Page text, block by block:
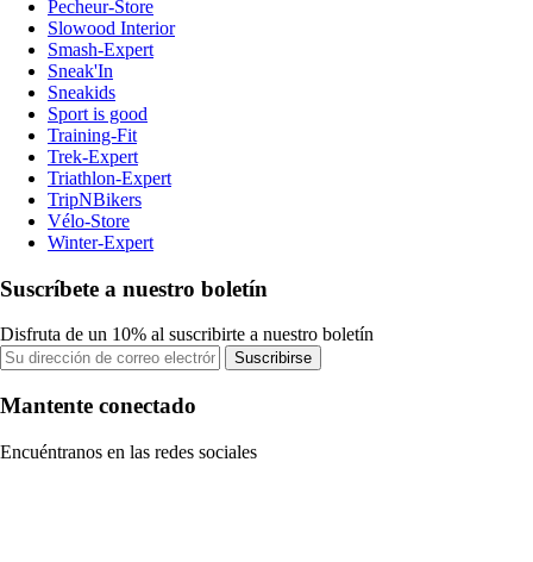
Pecheur-Store
Slowood Interior
Smash-Expert
Sneak'In
Sneakids
Sport is good
Training-Fit
Trek-Expert
Triathlon-Expert
TripNBikers
Vélo-Store
Winter-Expert
Suscríbete a nuestro boletín
Disfruta de un 10% al suscribirte a nuestro boletín
Suscribirse
Mantente conectado
Encuéntranos en las redes sociales